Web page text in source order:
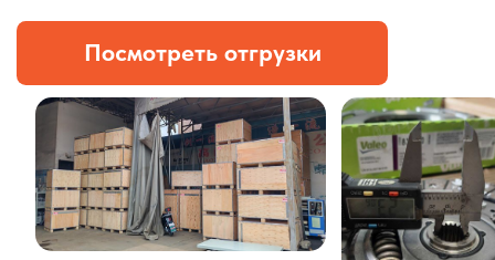
КОНТРОЛЬ КАЧЕСТВА
Проверка по ТЗ включает:
— измерения размеров
— визуальный осмотр
— маркировку